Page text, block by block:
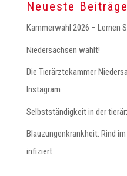
Neueste Beiträge
Kammerwahl 2026 – Lernen
Niedersachsen wählt!
Die Tierärztekammer
Instagram
Selbstständigkeit in der
Blauzungenkrankheit: Rind
infiziert